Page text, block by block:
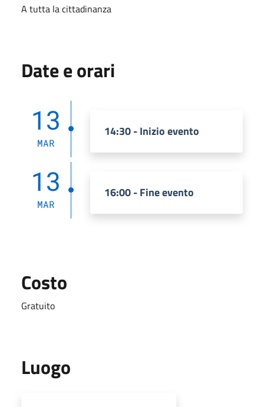
A tutta la cittadinanza
Date e orari
13
MAR
14:30 - Inizio evento
13
MAR
16:00 - Fine evento
Costo
Gratuito
Luogo